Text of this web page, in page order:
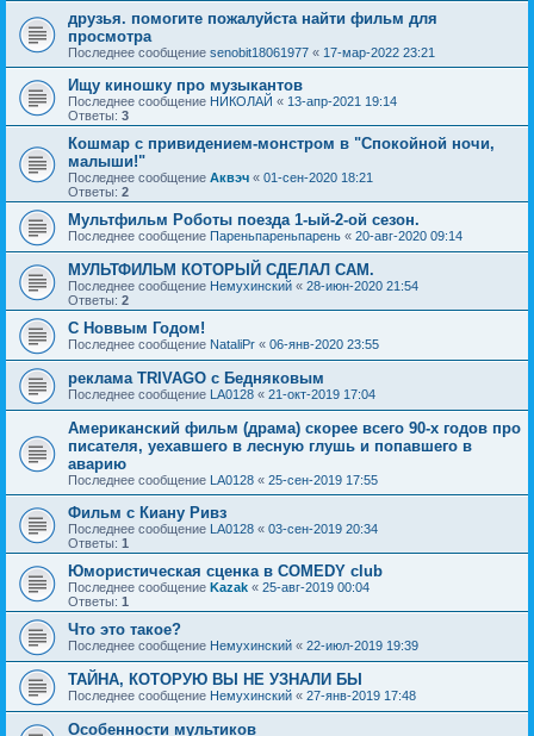
друзья. помогите пожалуйста найти фильм для
просмотра
Последнее сообщение senobit18061977 « 17-мар-2022 23:21
Ищу киношку про музыкантов
Последнее сообщение НИКОЛАЙ « 13-апр-2021 19:14
Ответы: 3
Кошмар с привидением-монстром в "Спокойной ночи,
малыши!"
Последнее сообщение Аквэч « 01-сен-2020 18:21
Ответы: 2
Мультфильм Роботы поезда 1-ый-2-ой сезон.
Последнее сообщение Пареньпареньпарень « 20-авг-2020 09:14
МУЛЬТФИЛЬМ КОТОРЫЙ СДЕЛАЛ САМ.
Последнее сообщение Немухинский « 28-июн-2020 21:54
Ответы: 2
С Новвым Годом!
Последнее сообщение NataliPr « 06-янв-2020 23:55
реклама TRIVAGO с Бедняковым
Последнее сообщение LA0128 « 21-окт-2019 17:04
Американский фильм (драма) скорее всего 90-х годов про
писателя, уехавшего в лесную глушь и попавшего в
аварию
Последнее сообщение LA0128 « 25-сен-2019 17:55
Фильм с Киану Ривз
Последнее сообщение LA0128 « 03-сен-2019 20:34
Ответы: 1
Юмористическая сценка в COMEDY club
Последнее сообщение Kazak « 25-авг-2019 00:04
Ответы: 1
Что это такое?
Последнее сообщение Немухинский « 22-июл-2019 19:39
ТАЙНА, КОТОРУЮ ВЫ НЕ УЗНАЛИ БЫ
Последнее сообщение Немухинский « 27-янв-2019 17:48
Особенности мультиков